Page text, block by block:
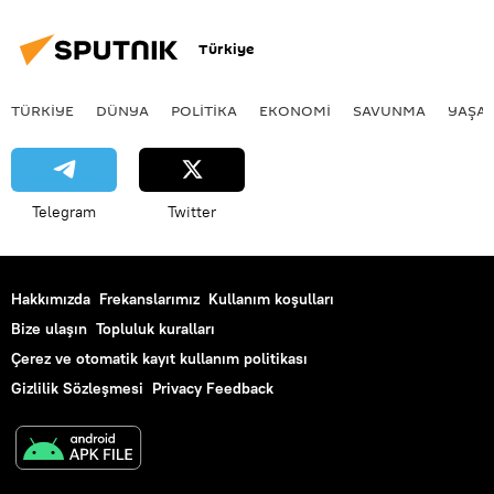
Türkiye
TÜRKIYE DÜNYA POLİTİKA EKONOMİ SAVUNMA
Telegram Twitter
Hakkımızda Frekanslarımız Kullanım koşulları
Bize ulaşın Topluluk kuralları
Çerez ve otomatik kayıt kullanım politikası
Gizlilik Sözleşmesi Privacy Feedback